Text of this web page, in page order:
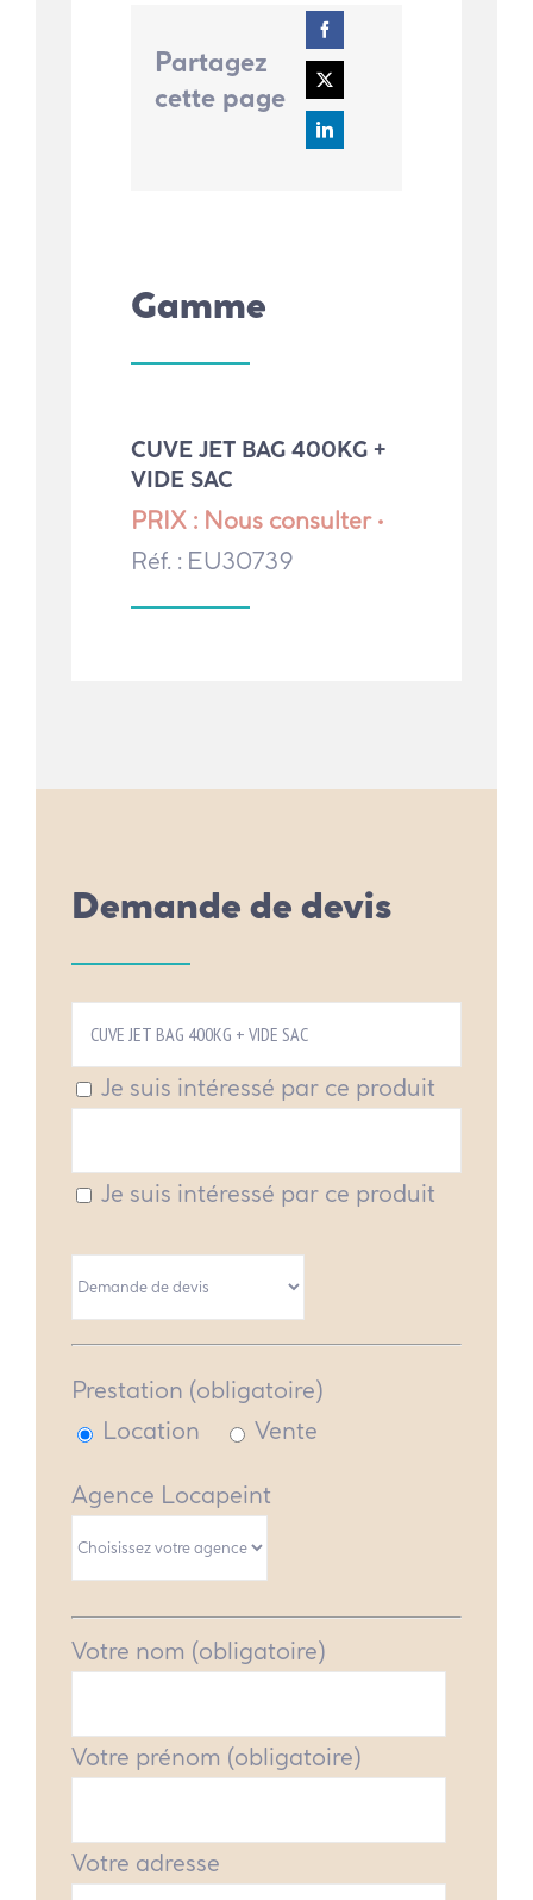
Partagez
cette page
Gamme
CUVE JET BAG 400KG +
VIDE SAC
PRIX : Nous consulter •
Réf. : EU30739
Demande de devis
Je suis intéressé par ce produit
Je suis intéressé par ce produit
Prestation (obligatoire)
Location
Vente
Agence Locapeint
Votre nom (obligatoire)
Votre prénom (obligatoire)
Votre adresse